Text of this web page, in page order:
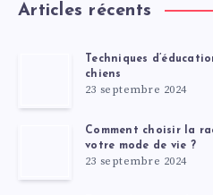
Articles récents
Techniques
chiens
23 septembre 2024
Comment choisir la
votre mode de vie ?
23 septembre 2024